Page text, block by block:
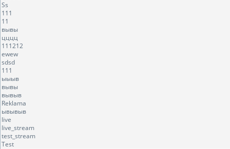
Ss
111
11
вывы
цццц
111212
ewew
sdsd
111
ыыыв
вывы
вывыв
Reklama
ывывыв
live
live_stream
test_stream
Test